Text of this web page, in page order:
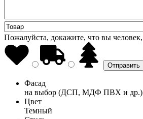
Пожалуйста, докажите, что вы
Фасад
на выбор (ДСП, МДФ ПВХ и др.)
Цвет
Темный